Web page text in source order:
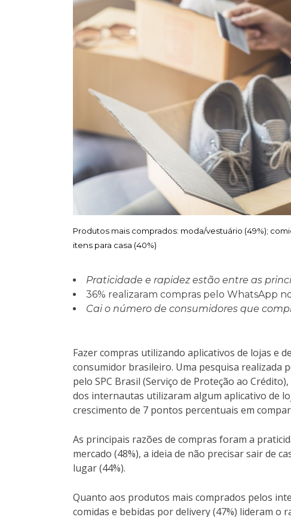
Produtos mais comprados: moda/vestuário (49%);
itens para casa (40%)
Praticidade e rapidez estão entre as
36% realizaram compras pelo WhatsApp
Cai o número de consumidores que
Fazer compras utilizando aplicativos de lojas e
consumidor brasileiro. Uma pesquisa realizada
pelo SPC Brasil (Serviço de Proteção ao
dos internautas utilizaram algum aplicativo de
crescimento de 7 pontos percentuais em
As principais razões de compras foram a
mercado (48%), a ideia de não precisar sair de
lugar (44%).
Quanto aos produtos mais comprados pelos
comidas e bebidas por delivery (47%) lideram o